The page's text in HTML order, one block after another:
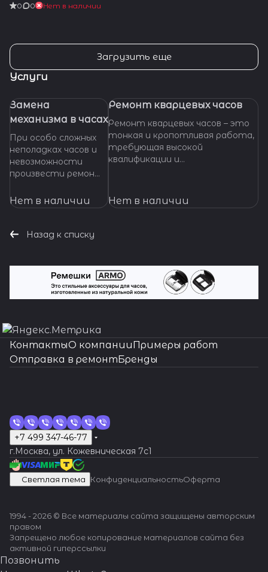
0 0 Нет в наличии
Загрузить еще
Услуги
Замена
механизма в часах
При особо сложных
неполадках часов и
невозможности
произвести ремонт
деталей,
требуется замена
готовы оказать
ситуациях.
Нет в наличии
Ремонт кварцевых часов
Ремонт кварцевых часов – это
тонкая и кропотливая работа,
требующая высокой
квалификации и
кварцевые часы нуждаются в
ремонте, важно доверить их
решение.
Нет в наличии
Назад к списку
КонтактыО компанииПримеры работ
Отправка в ремонтБренды
+7 499 347-46-77
г.Москва, ул. Кожевническая 7c1
Светлая тема КонфиденциальностьОферта
1994 - 2026 © Все материалы сайта защищены авторским
правом
Запрещено любое копирование материалов сайта без
активной гиперссылки
Позвонить